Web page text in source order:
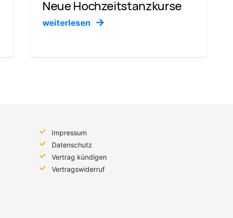
Neue Hochzeitstanzkurse
weiterlesen
Impressum
Datenschutz
Vertrag kündigen
Vertragswiderruf